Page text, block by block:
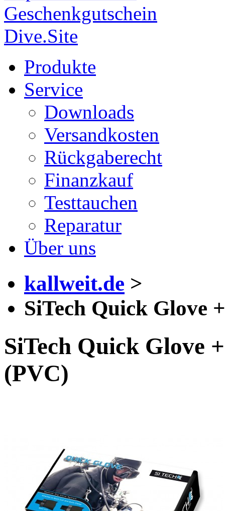
Geschenkgutschein
Dive.Site
Produkte
Service
Downloads
Versandkosten
Rückgaberecht
Finanzkauf
Testtauchen
Reparatur
Über uns
kallweit.de >
SiTech Quick Glove
SiTech Quick Glove
(PVC)